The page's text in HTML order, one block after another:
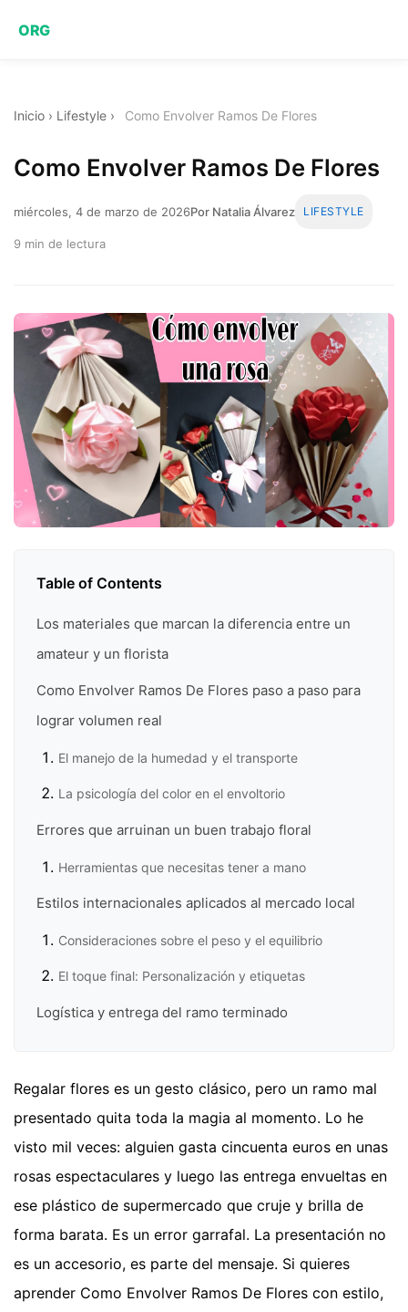
ORG
Inicio › Lifestyle › Como Envolver Ramos De Flores
Como Envolver Ramos De Flores
miércoles, 4 de marzo de 2026Por Natalia Álvarez LIFESTYLE
9 min de lectura
Table of Contents
Los materiales que marcan la diferencia entre un
amateur y un florista
Como Envolver Ramos De Flores paso a paso para
lograr volumen real
El manejo de la humedad y el transporte
La psicología del color en el envoltorio
Errores que arruinan un buen trabajo floral
Herramientas que necesitas tener a mano
Estilos internacionales aplicados al mercado local
Consideraciones sobre el peso y el equilibrio
El toque final: Personalización y etiquetas
Logística y entrega del ramo terminado
Regalar flores es un gesto clásico, pero un ramo mal
presentado quita toda la magia al momento. Lo he
visto mil veces: alguien gasta cincuenta euros en unas
rosas espectaculares y luego las entrega envueltas en
ese plástico de supermercado que cruje y brilla de
forma barata. Es un error garrafal. La presentación no
es un accesorio, es parte del mensaje. Si quieres
aprender Como Envolver Ramos De Flores con estilo,